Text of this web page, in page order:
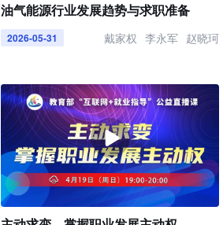
油气能源行业发展趋势与求职准备
2026-05-31 戴家权 李永军 赵晓珂